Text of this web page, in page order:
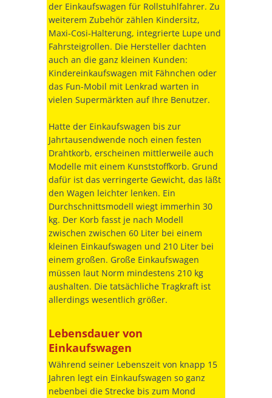
der Einkaufswagen für Rollstuhlfahrer. Zu
weiterem Zubehör zählen Kindersitz,
Maxi-Cosi-Halterung, integrierte Lupe und
Fahrsteigrollen. Die Hersteller dachten
auch an die ganz kleinen Kunden:
Kindereinkaufswagen mit Fähnchen oder
das Fun-Mobil mit Lenkrad warten in
vielen Supermärkten auf Ihre Benutzer.
Hatte der Einkaufswagen bis zur
Jahrtausendwende noch einen festen
Drahtkorb, erscheinen mittlerweile auch
Modelle mit einem Kunststoffkorb. Grund
dafür ist das verringerte Gewicht, das läßt
den Wagen leichter lenken. Ein
Durchschnittsmodell wiegt immerhin 30
kg. Der Korb fasst je nach Modell
zwischen zwischen 60 Liter bei einem
kleinen Einkaufswagen und 210 Liter bei
einem großen. Große Einkaufswagen
müssen laut Norm mindestens 210 kg
aushalten. Die tatsächliche Tragkraft ist
allerdings wesentlich größer.
Lebensdauer von
Einkaufswagen
Während seiner Lebenszeit von knapp 15
Jahren legt ein Einkaufswagen so ganz
nebenbei die Strecke bis zum Mond